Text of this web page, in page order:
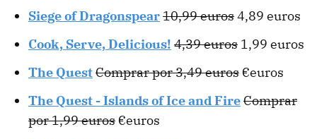
Siege of Dragonspear10,99 euros4,89 euros
Cook, Serve, Delicious! 4,39 euros 1,99 euros
The QuestComprar por 3,49 euros €euros
The Quest - Islands of Ice and FireComprar
por 1,99 euros €euros